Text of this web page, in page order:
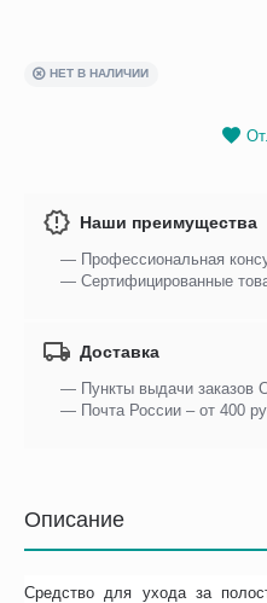
НЕТ В НАЛИЧИИ
Наши преимущества
— Профессиональная
— Сертифицированные
Доставка
— Пункты выдачи заказов
— Почта России – от 400
Описание
Средство для ухода за